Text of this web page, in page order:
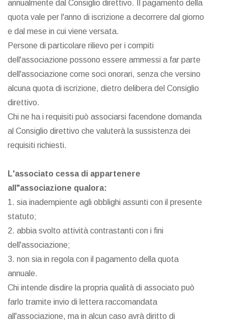
annualmente dal Consiglio direttivo. Il pagamento della
quota vale per l'anno di iscrizione a decorrere dal giorno
e dal mese in cui viene versata.
Persone di particolare rilievo per i compiti
dell'associazione possono essere ammessi a far parte
dell'associazione come soci onorari, senza che versino
alcuna quota di iscrizione, dietro delibera del Consiglio
direttivo.
Chi ne ha i requisiti può associarsi facendone domanda
al Consiglio direttivo che valuterà la sussistenza dei
requisiti richiesti.
L'associato cessa di appartenere
all"associazione qualora:
1. sia inadempiente agli obblighi assunti con il presente
statuto;
2. abbia svolto attività contrastanti con i fini
dell'associazione;
3. non sia in regola con il pagamento della quota
annuale.
Chi intende disdire la propria qualità di associato può
farlo tramite invio di lettera raccomandata
all'associazione, ma in alcun caso avrà diritto di